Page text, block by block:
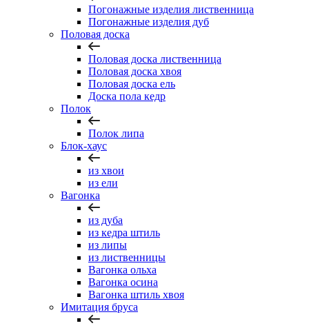
Погонажные изделия лиственница
Погонажные изделия дуб
Половая доска
Половая доска лиственница
Половая доска хвоя
Половая доска ель
Доска пола кедр
Полок
Полок липа
Блок-хаус
из хвои
из ели
Вагонка
из дуба
из кедра штиль
из липы
из лиственницы
Вагонка ольха
Вагонка осина
Вагонка штиль хвоя
Имитация бруса